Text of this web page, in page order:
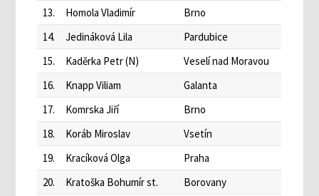
13. Homola Vladimír
Brno
14.
Jedináková Lila
Pardubice
15.
Kaděrka Petr (N)
Veselí nad Moravou
16.
Knapp Viliam
Galanta
17.
Komrska Jiří
Brno
18.
Koráb Miroslav
Vsetín
19.
Kracíková Olga
Praha
20.
Kratoška Bohumír st.
Borovany